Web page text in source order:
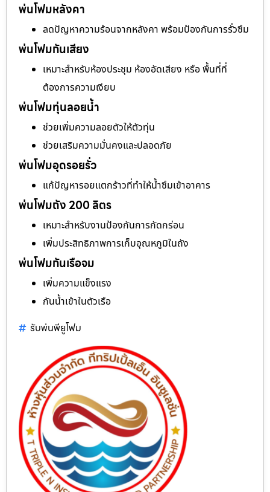
พ่นโฟมหลังคา
ลดปัญหาความร้อนจากหลังคา พร้อมป้องกันการรั่วซึม
พ่นโฟมกันเสียง
เหมาะสำหรับห้องประชุม ห้องอัดเสียง หรือ พื้นที่ที่
ต้องการความเงียบ
พ่นโฟมทุ่นลอยน้ำ
ช่วยเพิ่มความลอยตัวให้ตัวทุ่น
ช่วยเสริมความมั่นคงและปลอดภัย
พ่นโฟมอุดรอยรั่ว
แก้ปัญหารอยแตกร้าวที่ทำให้น้ำซึมเข้าอาคาร
พ่นโฟมถัง 200 ลิตร
เหมาะสำหรับงานป้องกันการกัดกร่อน
เพิ่มประสิทธิภาพการเก็บอุณหภูมิในถัง
พ่นโฟมกันเรือจม
เพิ่มความแข็งแรง
กันน้ำเข้าในตัวเรือ
รับพ่นพียูโฟม